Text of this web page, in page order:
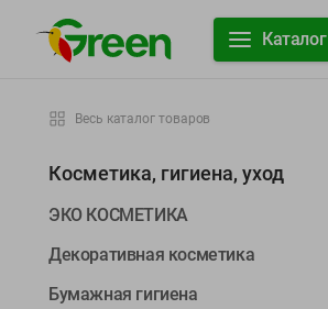
Каталог
Весь каталог товаров
Косметика, гигиена, уход
ЭКО КОСМЕТИКА
Декоративная косметика
Бумажная гигиена